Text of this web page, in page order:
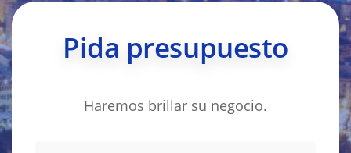
Pida presupuesto
Haremos brillar su negocio.